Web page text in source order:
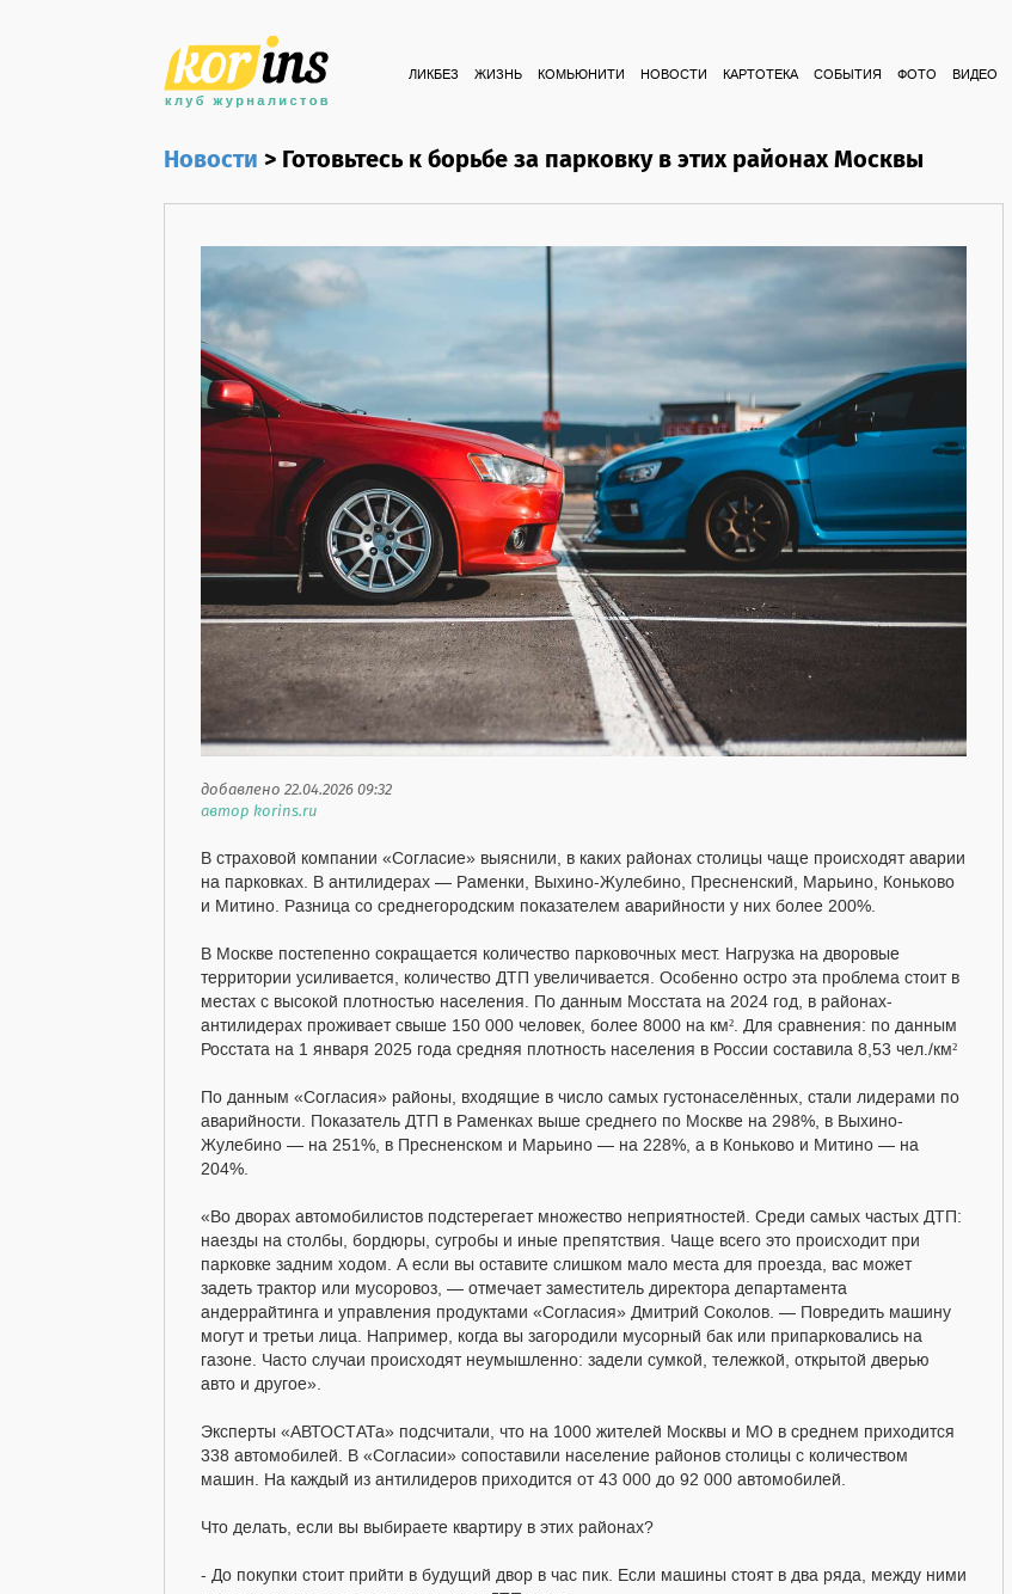
ЛИКБЕЗ ЖИЗНЬ КОМЬЮНИТИ НОВОСТИ КАРТОТЕКА СОБЫТИЯ ФОТО ВИДЕО
Новости>Готовьтесь к борьбе за парковку в этих районах Москвы
добавлено 22.04.2026 09:32
автор korins.ru
В страховой компании «Согласие» выяснили, в каких районах столицы чаще происходят аварии
на парковках. В антилидерах — Раменки, Выхино-Жулебино, Пресненский, Марьино, Коньково
и Митино. Разница со среднегородским показателем аварийности у них более 200%.
В Москве постепенно сокращается количество парковочных мест. Нагрузка на дворовые
территории усиливается, количество ДТП увеличивается. Особенно остро эта проблема стоит в
местах с высокой плотностью населения. По данным Мосстата на 2024 год, в районах-
антилидерах проживает свыше 150 000 человек, более 8000 на км². Для сравнения: по данным
Росстата на 1 января 2025 года средняя плотность населения в России составила 8,53 чел./км²
По данным «Согласия» районы, входящие в число самых густонаселённых, стали лидерами по
аварийности. Показатель ДТП в Раменках выше среднего по Москве на 298%, в Выхино-
Жулебино — на 251%, в Пресненском и Марьино — на 228%, а в Коньково и Митино — на
204%.
«Во дворах автомобилистов подстерегает множество неприятностей. Среди самых частых ДТП:
наезды на столбы, бордюры, сугробы и иные препятствия. Чаще всего это происходит при
парковке задним ходом. А если вы оставите слишком мало места для проезда, вас может
задеть трактор или мусоровоз, — отмечает заместитель директора департамента
андеррайтинга и управления продуктами «Согласия» Дмитрий Соколов. — Повредить машину
могут и третьи лица. Например, когда вы загородили мусорный бак или припарковались на
газоне. Часто случаи происходят неумышленно: задели сумкой, тележкой, открытой дверью
авто и другое».
Эксперты «АВТОСТАТа» подсчитали, что на 1000 жителей Москвы и МО в среднем приходится
338 автомобилей. В «Согласии» сопоставили население районов столицы с количеством
машин. На каждый из антилидеров приходится от 43 000 до 92 000 автомобилей.
Что делать, если вы выбираете квартиру в этих районах?
- До покупки стоит прийти в будущий двор в час пик. Если машины стоят в два ряда, между ними